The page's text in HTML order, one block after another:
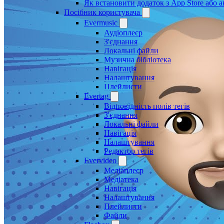
Як встановити додаток з App Store або
Посібник користувача
Evermusic
Аудіоплеєр
З'єднання
Локальні файли
Музична бібліотека
Навігація
Налаштування
Плейлисти
Evertag
Відповідність полів тегів
З'єднання
Локальні файли
Навігація
Налаштування
Редактор тегів
Evervideo
Медіаплеєр
Медіатека
Навігація
Налаштування
Плейлисти
Файли